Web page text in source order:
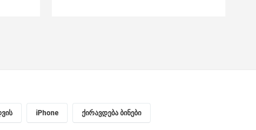
iPhone ქირავდება ბინები